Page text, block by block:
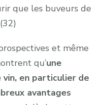
que les buveurs de
et même
qu’une
en particulier de
avantages